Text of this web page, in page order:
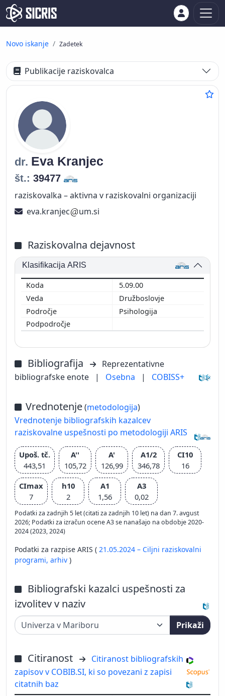
Novo iskanje Zadetek
Publikacije raziskovalca
dr. Eva Kranjec
št.: 39477
raziskovalka – aktivna v raziskovalni organizaciji
eva.kranjec
um.si
Raziskovalna dejavnost
Klasifikacija ARIS
5.09.00
Družboslovje
Psihologija
Bibliografija
Reprezentativne
bibliografske enote
| Osebna | COBISS+
Vrednotenje(metodologija)
Vrednotenje bibliografskih kazalcev
raziskovalne uspešnosti po metodologiji ARIS
Upoš. tč.
443,51
A''
105,72
A'
126,99
A1/2
346,78
CI10
16
CImax
7
h10
2
A1
1,56
A3
0,02
Podatki za zadnjih 5 let (citati za zadnjih 10 let) na dan 7. avgust
2026; Podatki za izračun ocene A3 se nanašajo na obdobje 2020-
2024 (2023, 2024)
Podatki za razpise ARIS ( 21.05.2024 – Ciljni raziskovalni
programi, arhiv )
Bibliografski kazalci uspešnosti za
izvolitev v naziv
Prikaži
Citiranost
Citiranost bibliografskih
zapisov v COBIB.SI, ki so povezani z zapisi
citatnih baz